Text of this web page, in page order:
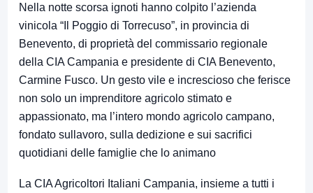
Nella notte scorsa ignoti hanno colpito l’azienda
vinicola “Il Poggio di Torrecuso”, in provincia di
Benevento, di proprietà del commissario regionale
della CIA Campania e presidente di CIA Benevento,
Carmine Fusco. Un gesto vile e increscioso che ferisce
non solo un imprenditore agricolo stimato e
appassionato, ma l’intero mondo agricolo campano,
fondato sullavoro, sulla dedizione e sui sacrifici
quotidiani delle famiglie che lo animano
La CIA Agricoltori Italiani Campania, insieme a tutti i